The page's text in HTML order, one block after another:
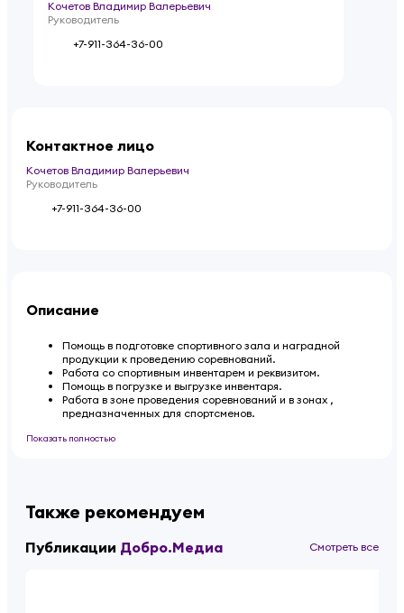
Кочетов Владимир Валерьевич
Руководитель
+7-911-364-36-00
Контактное лицо
Кочетов Владимир Валерьевич
Руководитель
+7-911-364-36-00
Описание
Помощь в подготовке спортивного зала и наградной
продукции к проведению соревнований.
Работа со спортивным инвентарем и реквизитом.
Помощь в погрузке и выгрузке инвентаря.
Работа в зоне проведения соревнований и в зонах ,
предназначенных для спортсменов.
Показать полностью
Также рекомендуем
Публикации Добро.Медиа Смотреть все